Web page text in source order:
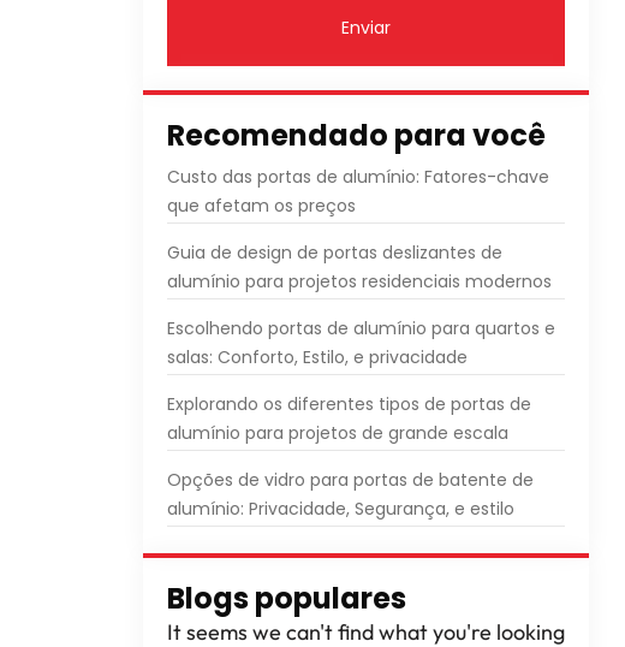
Enviar
Recomendado para você
Custo das portas de alumínio: Fatores-chave
que afetam os preços
Guia de design de portas deslizantes de
alumínio para projetos residenciais modernos
Escolhendo portas de alumínio para quartos e
salas: Conforto, Estilo, e privacidade
Explorando os diferentes tipos de portas de
alumínio para projetos de grande escala
Opções de vidro para portas de batente de
alumínio: Privacidade, Segurança, e estilo
Blogs populares
It seems we can't find what you're looking